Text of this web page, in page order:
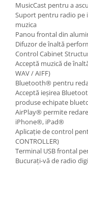
MusicCast pentru a
Suport pentru radio pe
muzica
Panou frontal din
Difuzor de înaltă
Control Cabinet
Acceptă muzică de
WAV / AIFF)
Bluetooth® pentru
Acceptă ieșirea
produse echipate
AirPlay® permite
iPhone®, iPad®
Aplicație de control
CONTROLLER)
Terminal USB frontal
Bucurați-vă de radio